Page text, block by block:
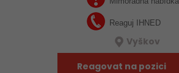
Reaguj IHNED
Vyškov
Reagovat na pozici